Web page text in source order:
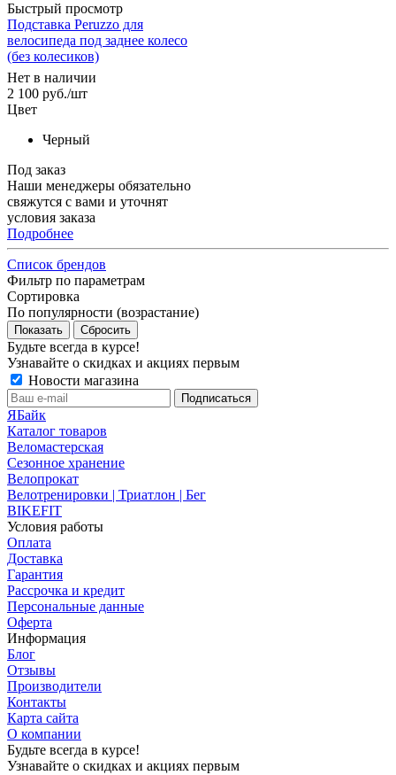
Быстрый просмотр
Подставка Peruzzo для
велосипеда под заднее колесо
(без колесиков)
Нет в наличии
2 100 руб./шт
Цвет
Черный
Под заказ
Наши менеджеры обязательно
свяжутся с вами и уточнят
условия заказа
Подробнее
Список брендов
Фильтр по параметрам
Сортировка
По популярности (возрастание)
Сбросить
Будьте всегда в курсе!
Узнавайте о скидках и акциях первым
Новости магазина
ЯБайк
Каталог товаров
Веломастерская
Сезонное хранение
Велопрокат
Велотренировки | Триатлон | Бег
BIKEFIT
Условия работы
Оплата
Доставка
Гарантия
Рассрочка и кредит
Персональные данные
Оферта
Информация
Блог
Отзывы
Производители
Контакты
Карта сайта
О компании
Будьте всегда в курсе!
Узнавайте о скидках и акциях первым